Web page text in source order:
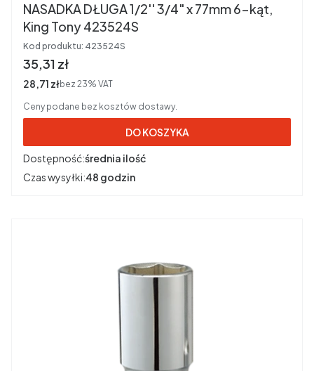
NASADKA DŁUGA 1/2'' 3/4" x 77mm 6-kąt,
King Tony 423524S
Kod produktu: 423524S
Cena brutto
35,31 zł
Cena netto
28,71 złbez 23% VAT
Ceny podane bez kosztów dostawy.
DO KOSZYKA
Dostępność:średnia ilość
Czas wysyłki:48 godzin